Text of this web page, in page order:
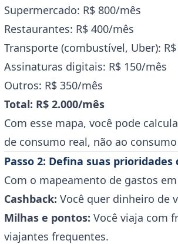
Supermercado: R$ 800/mês
Restaurantes: R$ 400/mês
Transporte (combustível, Uber):
Assinaturas digitais: R$ 150/mês
Outros: R$ 350/mês
Total: R$ 2.000/mês
Com esse mapa, você pode
de consumo real, não ao
Passo 2: Defina suas
Com o mapeamento de gastos
Cashback: Você quer dinheiro de
Milhas e pontos: Você viaja com
viajantes frequentes.